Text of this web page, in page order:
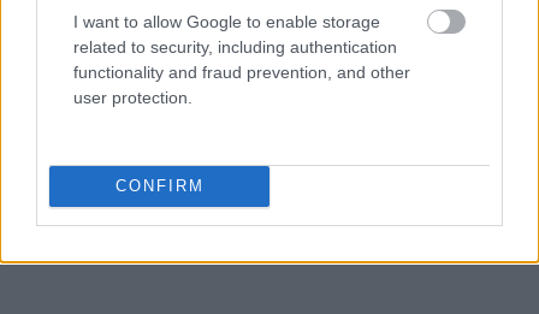
I want to allow Google to enable storage
related to security, including authentication
functionality and fraud prevention, and other
user protection.
CONFIRM
Τα τελευταία χρόνια, η Τήνος έχει εξελιχθεί σε έναν
από τους πιο δημοφιλείς κυκλαδίτικους
υπέροχα γραφικά χωριά, εντυπωσιακά μονοπάτια
πεζοπορίας και παραλίες για όλα τα γούστα.